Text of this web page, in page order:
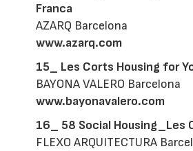
Franca
AZARQ Barcelona
www.azarq.com
15_ Les Corts Housing for
BAYONA VALERO Barcelona
www.bayonavalero.com
16_ 58 Social Housing_Les
FLEXO ARQUITECTURA